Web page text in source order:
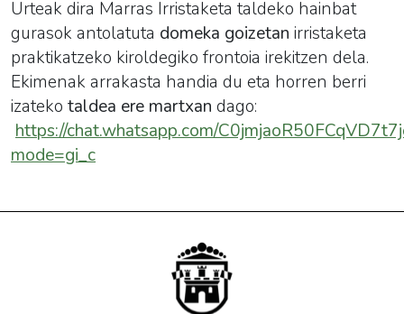
Urteak dira Marras Irristaketa taldeko hainbat
gurasok antolatuta domeka goizetan irristaketa
praktikatzeko kiroldegiko frontoia irekitzen dela.
Ekimenak arrakasta handia du eta horren berri
izateko taldea ere martxan dago:
https://chat.whatsapp.com/
mode=gi_c